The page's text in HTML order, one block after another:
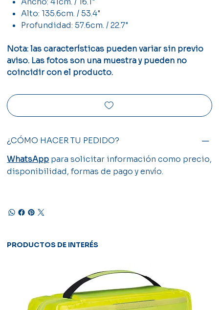
Alto: 135.6cm. / 53.4"
Profundidad: 57.6cm. / 22.7"
Nota: las características pueden variar sin previo
aviso. Las fotos son una muestra y pueden no
coincidir con el producto.
¿CÓMO HACER TU PEDIDO?
WhatsApp para solicitar información como precio,
disponibilidad, formas de pago y envío.
PRODUCTOS DE INTERÉS